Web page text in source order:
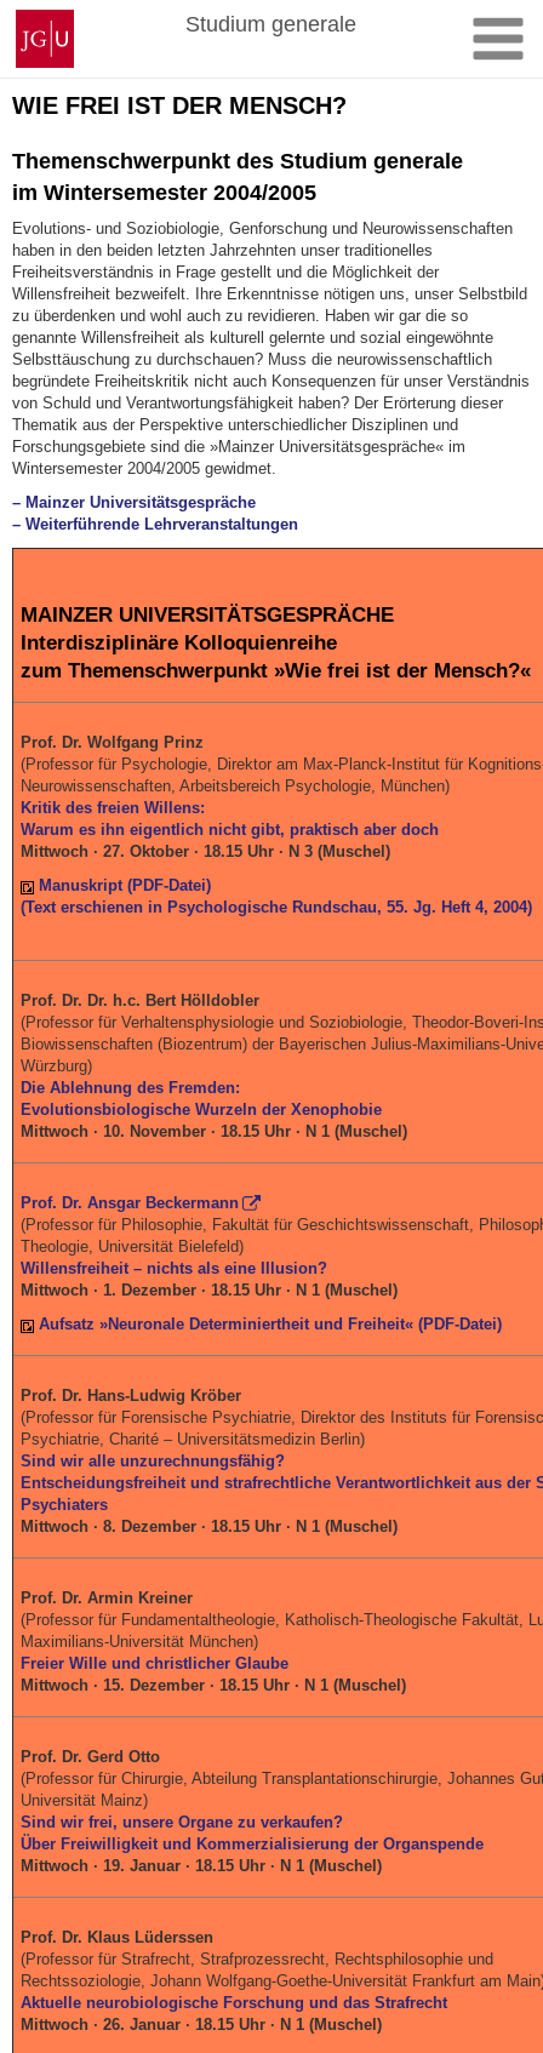
Zum
Inhalt
springen
Johannes
Gutenberg-
Universität
Mainz
Studium generale
WIE FREI IST DER MENSCH?
Themenschwerpunkt des Studium generale
im Wintersemester 2004/2005
Evolutions- und Soziobiologie, Genforschung und Neurowissenschaften
haben in den beiden letzten Jahrzehnten unser traditionelles
Freiheitsverständnis in Frage gestellt und die Möglichkeit der
Willensfreiheit bezweifelt. Ihre Erkenntnisse nötigen uns, unser Selbstbild
zu überdenken und wohl auch zu revidieren. Haben wir gar die so
genannte Willensfreiheit als kulturell gelernte und sozial eingewöhnte
Selbsttäuschung zu durchschauen? Muss die neurowissenschaftlich
begründete Freiheitskritik nicht auch Konsequenzen für unser Verständnis
von Schuld und Verantwortungsfähigkeit haben? Der Erörterung dieser
Thematik aus der Perspektive unterschiedlicher Disziplinen und
Forschungsgebiete sind die »Mainzer Universitätsgespräche« im
Wintersemester 2004/2005 gewidmet.
– Mainzer Universitätsgespräche
– Weiterführende Lehrveranstaltungen
MAINZER UNIVERSITÄTSGESPRÄCHE
Interdisziplinäre Kolloquienreihe
zum Themenschwerpunkt »Wie frei ist der Mensch?«
Prof. Dr. Wolfgang Prinz
(Professor für Psychologie, Direktor am Max-Planck-Institut für
Neurowissenschaften, Arbeitsbereich Psychologie, München)
Kritik des freien Willens:
Warum es ihn eigentlich nicht gibt, praktisch aber doch
Mittwoch · 27. Oktober · 18.15 Uhr · N 3 (Muschel)
Manuskript (PDF-Datei)
(Text erschienen in Psychologische Rundschau, 55. Jg. Heft 4, 2004)
Prof. Dr. Dr. h.c. Bert Hölldobler
(Professor für Verhaltensphysiologie und Soziobiologie, Theodor-Boveri-
Biowissenschaften (Biozentrum) der Bayerischen Julius-Maximilians-
Würzburg)
Die Ablehnung des Fremden:
Evolutionsbiologische Wurzeln der Xenophobie
Mittwoch · 10. November · 18.15 Uhr · N 1 (Muschel)
Prof. Dr. Ansgar Beckermann
(Professor für Philosophie, Fakultät für Geschichtswissenschaft,
Theologie, Universität Bielefeld)
Willensfreiheit – nichts als eine Illusion?
Mittwoch · 1. Dezember · 18.15 Uhr · N 1 (Muschel)
Aufsatz »Neuronale Determiniertheit und Freiheit« (PDF-Datei)
Prof. Dr. Hans-Ludwig Kröber
(Professor für Forensische Psychiatrie, Direktor des Instituts für
Psychiatrie, Charité – Universitätsmedizin Berlin)
Sind wir alle unzurechnungsfähig?
Entscheidungsfreiheit und strafrechtliche Verantwortlichkeit aus der
Psychiaters
Mittwoch · 8. Dezember · 18.15 Uhr · N 1 (Muschel)
Prof. Dr. Armin Kreiner
(Professor für Fundamentaltheologie, Katholisch-Theologische Fakultät,
Maximilians-Universität München)
Freier Wille und christlicher Glaube
Mittwoch · 15. Dezember · 18.15 Uhr · N 1 (Muschel)
Prof. Dr. Gerd Otto
(Professor für Chirurgie, Abteilung Transplantationschirurgie, Johannes
Universität Mainz)
Sind wir frei, unsere Organe zu verkaufen?
Über Freiwilligkeit und Kommerzialisierung der Organspende
Mittwoch · 19. Januar · 18.15 Uhr · N 1 (Muschel)
Prof. Dr. Klaus Lüderssen
(Professor für Strafrecht, Strafprozessrecht, Rechtsphilosophie und
Rechtssoziologie, Johann Wolfgang-Goethe-Universität Frankfurt am
Aktuelle neurobiologische Forschung und das Strafrecht
Mittwoch · 26. Januar · 18.15 Uhr · N 1 (Muschel)